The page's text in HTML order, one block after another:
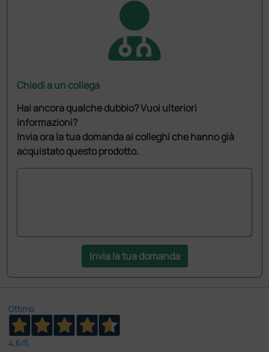
Chiedi a un collega
Hai ancora qualche dubbio? Vuoi ulteriori
informazioni?
Invia ora la tua domanda ai colleghi che hanno già
acquistato questo prodotto.
Invia la tua domanda
Ottimo
4,6/5